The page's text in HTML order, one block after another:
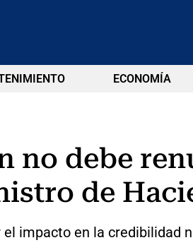
ECONOMÍA
no debe
de
impacto en la credibilidad